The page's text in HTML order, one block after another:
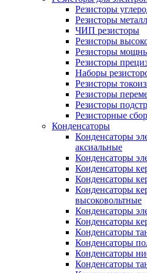
Резисторы
Резисторы
ЧИП резисторы
Резисторы
Резисторы
Резисторы
Наборы
Резисторы
Резисторы
Резисторы
Резисторные
Конденсаторы
Конденсаторы
аксиальные
Конденсаторы
Конденсаторы
Конденсаторы
Конденсаторы
высоковольтные
Конденсаторы
Конденсаторы
Конденсаторы
Конденсаторы
Конденсаторы
Конденсаторы